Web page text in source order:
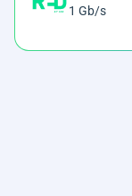
1 Gb/s